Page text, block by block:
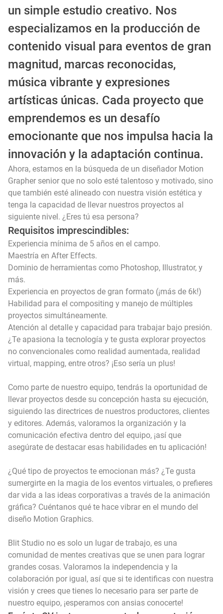
un simple estudio creativo. Nos
especializamos en la producción de
contenido visual para eventos de gran
magnitud, marcas reconocidas,
música vibrante y expresiones
artísticas únicas. Cada proyecto que
emprendemos es un desafío
emocionante que nos impulsa hacia la
innovación y la adaptación continua.
Ahora, estamos en la búsqueda de un diseñador Motion
Grapher senior que no solo esté talentoso y motivado, sino
que también esté alineado con nuestra visión estética y
tenga la capacidad de llevar nuestros proyectos al
siguiente nivel. ¿Eres tú esa persona?
Requisitos imprescindibles:
Experiencia mínima de 5 años en el campo.
Maestría en After Effects.
Dominio de herramientas como Photoshop, Illustrator, y
más.
Experiencia en proyectos de gran formato (¡más de 6k!)
Habilidad para el compositing y manejo de múltiples
proyectos simultáneamente.
Atención al detalle y capacidad para trabajar bajo presión.
¿Te apasiona la tecnología y te gusta explorar proyectos
no convencionales como realidad aumentada, realidad
virtual, mapping, entre otros? ¡Eso sería un plus!
Como parte de nuestro equipo, tendrás la oportunidad de
llevar proyectos desde su concepción hasta su ejecución,
siguiendo las directrices de nuestros productores, clientes
y editores. Además, valoramos la organización y la
comunicación efectiva dentro del equipo, ¡así que
asegúrate de destacar esas habilidades en tu aplicación!
¿Qué tipo de proyectos te emocionan más? ¿Te gusta
sumergirte en la magia de los eventos virtuales, o prefieres
dar vida a las ideas corporativas a través de la animación
gráfica? Cuéntanos qué te hace vibrar en el mundo del
diseño Motion Graphics.
Blit Studio no es solo un lugar de trabajo, es una
comunidad de mentes creativas que se unen para lograr
grandes cosas. Valoramos la independencia y la
colaboración por igual, así que si te identificas con nuestra
visión y crees que tienes lo necesario para ser parte de
nuestro equipo, ¡esperamos con ansias conocerte!